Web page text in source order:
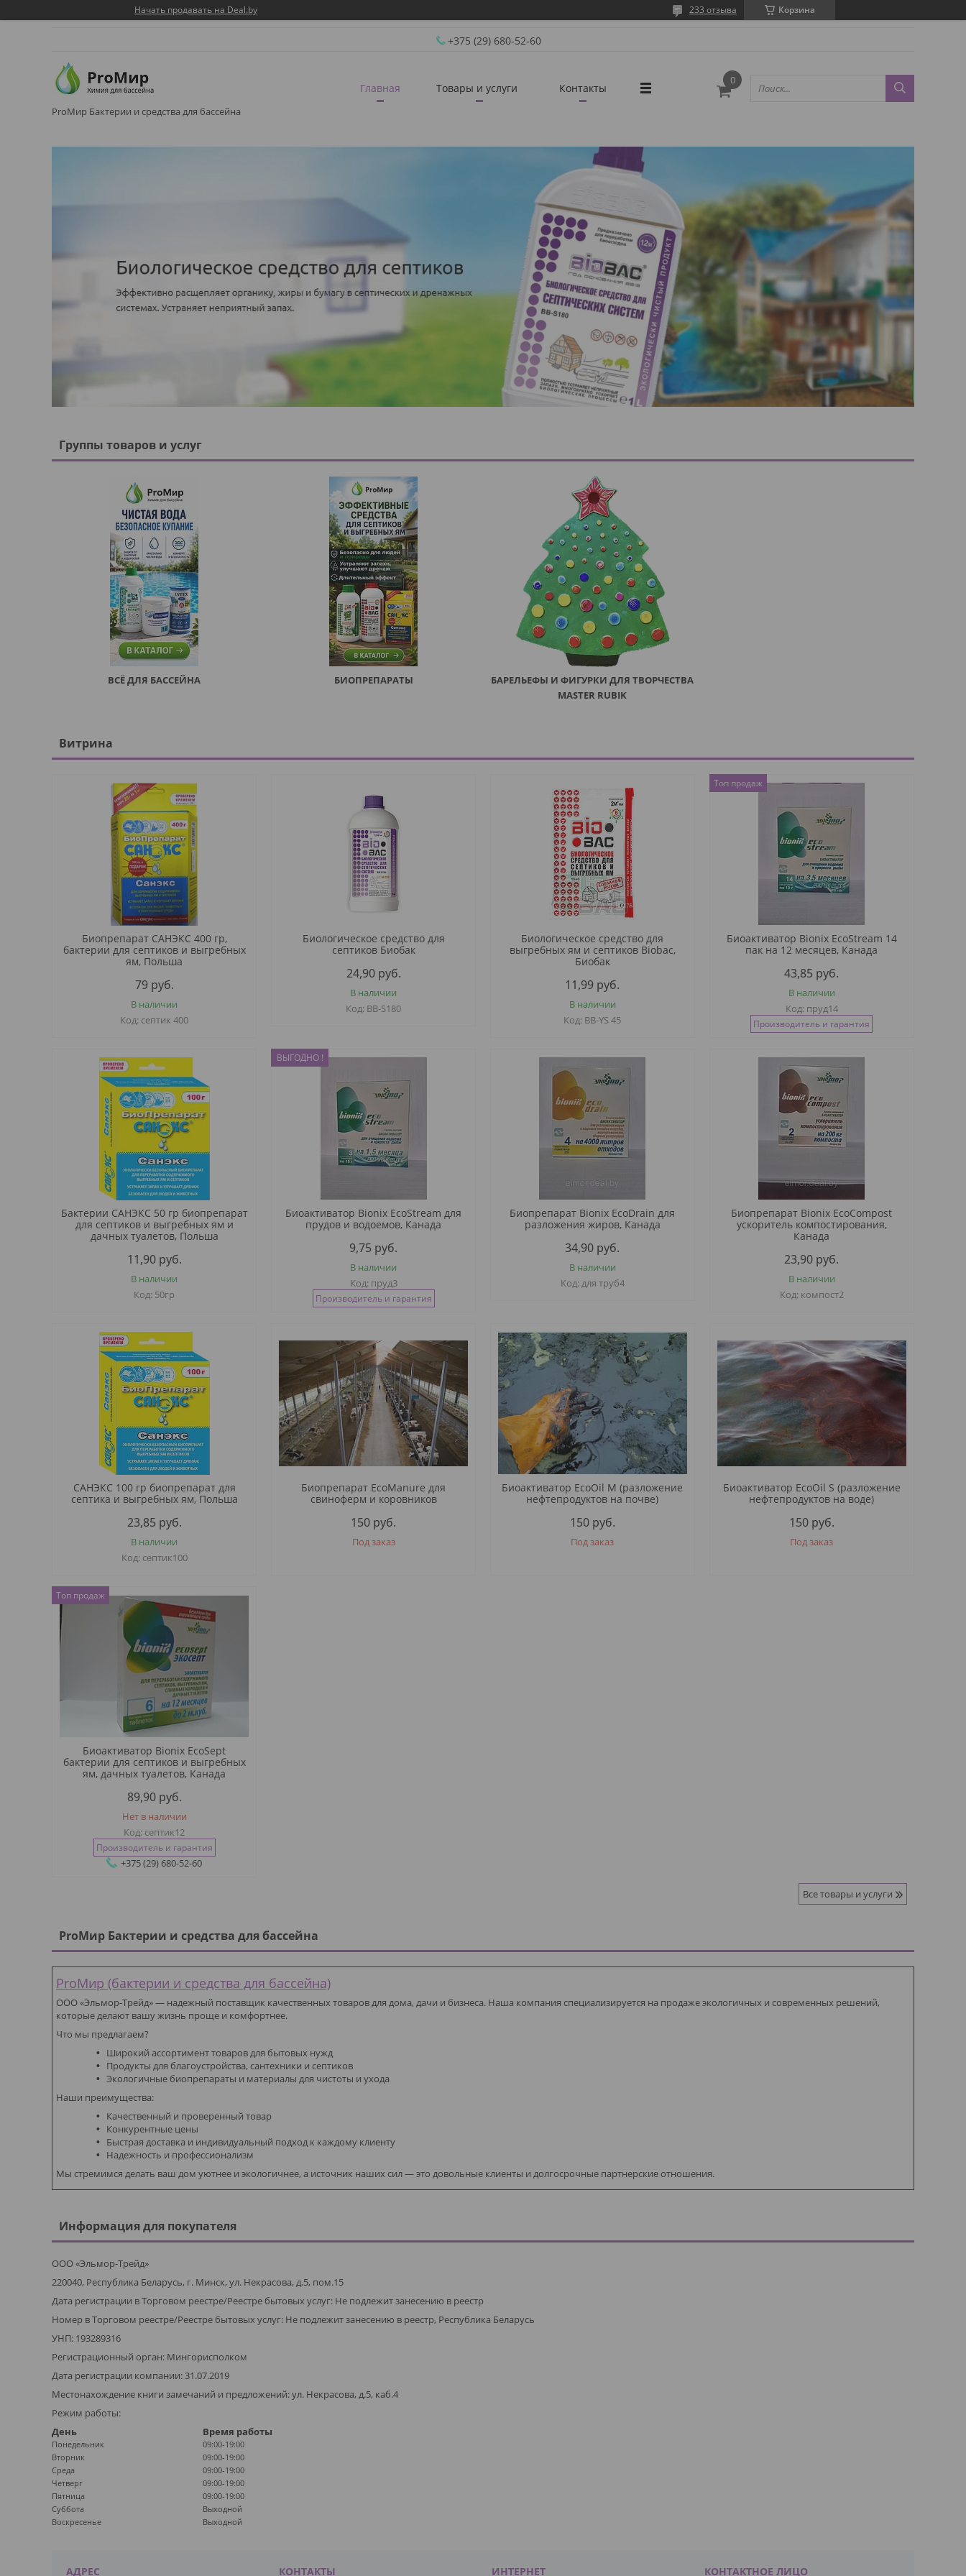
Начать продавать на Deal.by Корзина
233 отзыва
+375 (29) 680-52-60
ProМир Бактерии и средства для бассейна
Главная Товары и услуги Контакты
Группы товаров и услуг
ВСЁ ДЛЯ БАССЕЙНА
175
БИОПРЕПАРАТЫ
БАРЕЛЬЕФЫ И ФИГУРКИ ДЛЯ ТВОРЧЕСТВА
MASTER RUBIK
Витрина
Биопрепарат САНЭКС 400 гр,
бактерии для септиков и выгребных
ям, Польша
79 руб.
В наличии
септик 400
Биологическое средство для
септиков Биобак
24,90 руб.
В наличии
BB-S180
Биологическое средство для
выгребных ям и септиков Biobac,
Биобак
11,99 руб.
В наличии
BB-YS 45
Топ продаж
Биоактиватор Bionix EcoStream 14
пак на 12 месяцев, Канада
43,85 руб.
В наличии
пруд14
Производитель и гарантия
Бактерии САНЭКС 50 гр биопрепарат
для септиков и выгребных ям и
дачных туалетов, Польша
11,90 руб.
В наличии
50гр
ВЫГОДНО !
Биоактиватор Bionix EcoStream для
прудов и водоемов, Канада
9,75 руб.
В наличии
пруд3
Производитель и гарантия
Биопрепарат Bionix EcoDrain для
разложения жиров, Канада
34,90 руб.
В наличии
для труб4
Биопрепарат Bionix EcoCompost
ускоритель компостирования,
Канада
23,90 руб.
В наличии
компост2
САНЭКС 100 гр биопрепарат для
септика и выгребных ям, Польша
23,85 руб.
В наличии
септик100
Биопрепарат EcoManure для
свиноферм и коровников
150 руб.
Под заказ
Биоактиватор EcoOil M (разложение
нефтепродуктов на почве)
150 руб.
Под заказ
Биоактиватор EcoOil S (разложение
нефтепродуктов на воде)
150 руб.
Под заказ
Топ продаж
Биоактиватор Bionix EcoSept
бактерии для септиков и выгребных
ям, дачных туалетов, Канада
89,90 руб.
Нет в наличии
септик12
Производитель и гарантия
+375 (29) 680-52-60
Все товары и услуги
ProМир Бактерии и средства для бассейна
ProМир (бактерии и средства для бассейна)
ООО «Эльмор-Трейд» — надежный поставщик качественных товаров для дома, дачи и бизнеса. Наша компания специализируется на продаже экологичных и современных решений,
которые делают вашу жизнь проще и комфортнее.
Что мы предлагаем?
Широкий ассортимент товаров для бытовых нужд
Продукты для благоустройства, сантехники и септиков
Экологичные биопрепараты и материалы для чистоты и ухода
Наши преимущества:
Качественный и проверенный товар
Конкурентные цены
Быстрая доставка и индивидуальный подход к каждому клиенту
Надежность и профессионализм
Мы стремимся делать ваш дом уютнее и экологичнее, а источник наших сил — это довольные клиенты и долгосрочные партнерские отношения.
Информация для покупателя
ООО «Эльмор-Трейд»
220040, Республика Беларусь, г. Минск, ул. Некрасова, д.5, пом.15
Дата регистрации в Торговом реестре/Реестре бытовых услуг: Не подлежит занесению в реестр
Номер в Торговом реестре/Реестре бытовых услуг: Не подлежит занесению в реестр, Республика Беларусь
УНП: 193289316
Регистрационный орган: Мингорисполком
Дата регистрации компании: 31.07.2019
Местонахождение книги замечаний и предложений: ул. Некрасова, д.5, каб.4
Режим работы:
День
Время работы
Понедельник
09:00-19:00
Вторник
09:00-19:00
Среда
09:00-19:00
Четверг
09:00-19:00
Пятница
09:00-19:00
Суббота
Выходной
Воскресенье
Выходной